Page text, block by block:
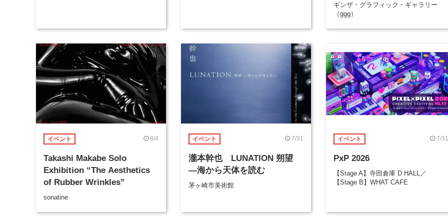
ギンザ・グラフィック・ギャラリー
（ggg）
イベント 8/4
Takashi Makabe Solo
Exhibition “The Aesthetics
of Rubber Wrinkles”
sonatine
イベント 7/31
瀧本幹也 LUNATION 朔望
―海から天体を読む
茅ヶ崎市美術館
イベント 7/31
PxP 2026
【Stage A】寺田倉庫 D HALL／
【Stage B】WHAT CAFE